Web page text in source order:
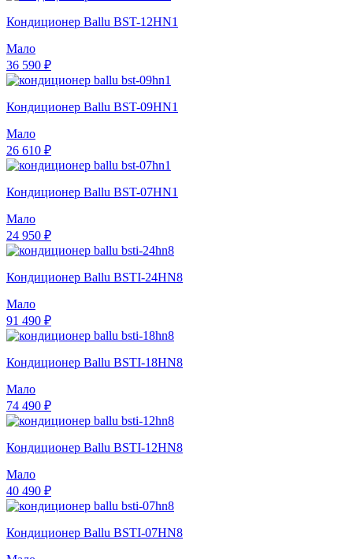
Кондиционер Ballu BST-12HN1
Мало
36 590 ₽
Кондиционер Ballu BST-09HN1
Мало
26 610 ₽
Кондиционер Ballu BST-07HN1
Мало
24 950 ₽
Кондиционер Ballu BSTI-24HN8
Мало
91 490 ₽
Кондиционер Ballu BSTI-18HN8
Мало
74 490 ₽
Кондиционер Ballu BSTI-12HN8
Мало
40 490 ₽
Кондиционер Ballu BSTI-07HN8